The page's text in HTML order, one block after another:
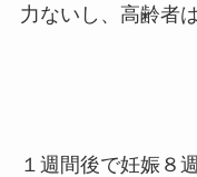
力ないし、高齢者
１週間後で妊娠８